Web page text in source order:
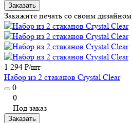
Заказать
Закажите печать со своим дизайном
1 294 ₽/шт
Набор из 2 стаканов Crystal Clear
0
0
Под заказ
Заказать